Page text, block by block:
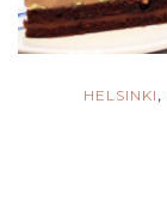
HELSINKI ,